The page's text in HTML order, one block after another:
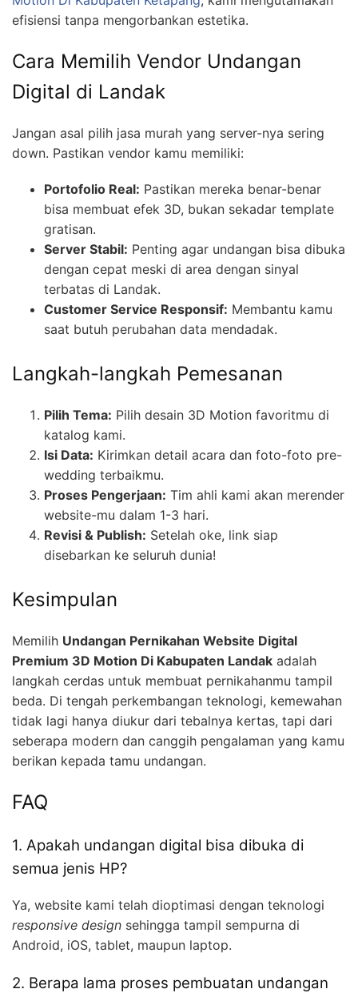
efisiensi tanpa mengorbankan estetika.
Cara Memilih Vendor Undangan
Digital di Landak
Jangan asal pilih jasa murah yang server-nya sering
down. Pastikan vendor kamu memiliki:
Portofolio Real: Pastikan mereka benar-benar
bisa membuat efek 3D, bukan sekadar template
gratisan.
Server Stabil: Penting agar undangan bisa dibuka
dengan cepat meski di area dengan sinyal
terbatas di Landak.
Customer Service Responsif: Membantu kamu
saat butuh perubahan data mendadak.
Langkah-langkah Pemesanan
Pilih Tema: Pilih desain 3D Motion favoritmu di
katalog kami.
Isi Data: Kirimkan detail acara dan foto-foto pre-
wedding terbaikmu.
Proses Pengerjaan: Tim ahli kami akan merender
website-mu dalam 1-3 hari.
Revisi & Publish: Setelah oke, link siap
disebarkan ke seluruh dunia!
Kesimpulan
Memilih Undangan Pernikahan Website Digital
Premium 3D Motion Di Kabupaten Landak adalah
langkah cerdas untuk membuat pernikahanmu tampil
beda. Di tengah perkembangan teknologi, kemewahan
tidak lagi hanya diukur dari tebalnya kertas, tapi dari
seberapa modern dan canggih pengalaman yang kamu
berikan kepada tamu undangan.
FAQ
1. Apakah undangan digital bisa dibuka di
semua jenis HP?
Ya, website kami telah dioptimasi dengan teknologi
responsive design sehingga tampil sempurna di
Android, iOS, tablet, maupun laptop.
2. Berapa lama proses pembuatan undangan